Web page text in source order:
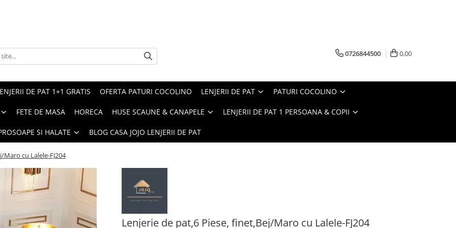
0726844500 0,00
DE PAT 1+1 GRATIS OFERTA PATURI COCOLINO LENJERII DE PAT PATURI COCOLINO
FETE DE MASA HORECA HUSE SCAUNE & CANAPELE LENJERII DE PAT 1 PERSOANA & COPII
SI HALATE BLOG CASA JOJO LENJERII DE PAT
cu Lalele-FJ204
Lenjerie de pat,6 Piese, finet,Bej/Maro cu Lalele-FJ204